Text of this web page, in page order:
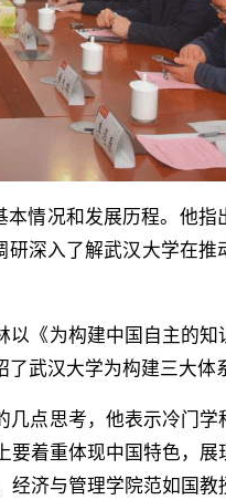
情况和发展历程。他
深入了解武汉大学在
《为构建中国自主的
武汉大学为构建三大体
点思考，他表示冷门
着重体现中国特色，
济与管理学院范如国